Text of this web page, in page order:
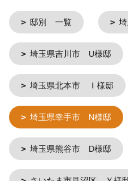
邸別 一覧
埼玉県吉川市 U様邸
埼玉県北本市 Ｉ様邸
埼玉県幸手市 N様邸
埼玉県熊谷市 D様邸